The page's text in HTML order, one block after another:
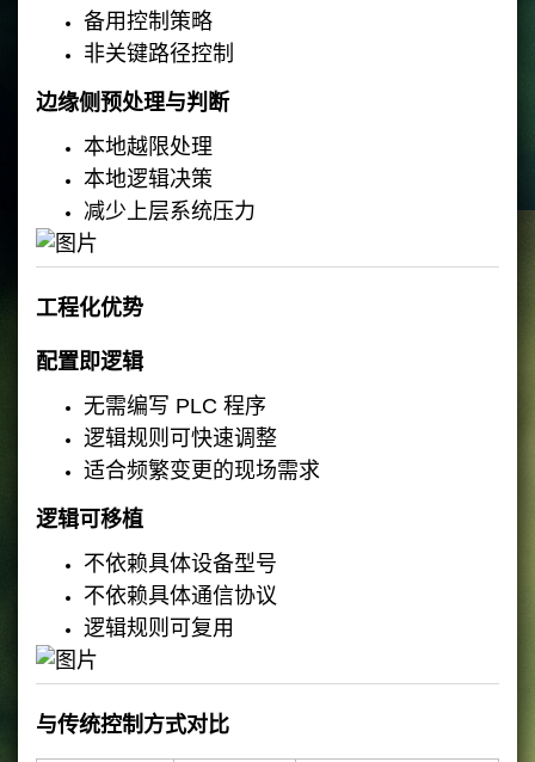
备用控制策略
非关键路径控制
边缘侧预处理与判断
本地越限处理
本地逻辑决策
减少上层系统压力
工程化优势
配置即逻辑
无需编写 PLC 程序
逻辑规则可快速调整
适合频繁变更的现场需求
逻辑可移植
不依赖具体设备型号
不依赖具体通信协议
逻辑规则可复用
与传统控制方式对比